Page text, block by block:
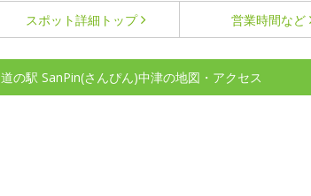
スポット詳細 トップ 営業時間など
道の駅 SanPin(さんぴん)中津の地図・アクセス